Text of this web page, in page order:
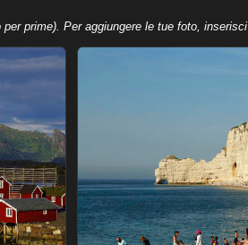
prime). Per aggiungere le tue foto, inserisci